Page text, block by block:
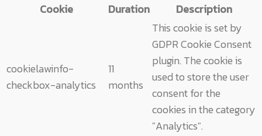
Cookie
Duration Description
cookielawinfo-
checkbox-analytics
11
months
This cookie is set by
GDPR Cookie Consent
plugin. The cookie is
used to store the user
consent for the
cookies in the category
"Analytics".